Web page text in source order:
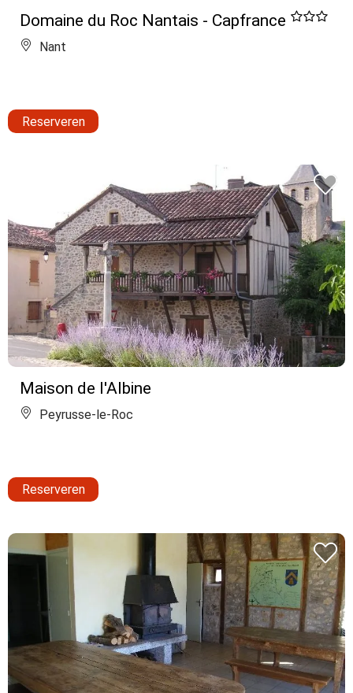
Domaine du Roc Nantais - Capfrance
Nant
Reserveren
Maison de l'Albine
Peyrusse-le-Roc
Reserveren